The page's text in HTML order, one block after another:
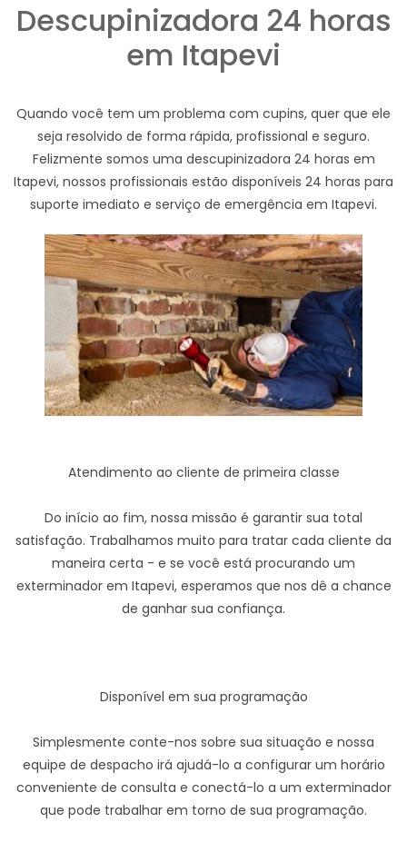
Descupinizadora 24 horas
em Itapevi
Quando você tem um problema com cupins, quer que ele
seja resolvido de forma rápida, profissional e seguro.
Felizmente somos uma descupinizadora 24 horas em
Itapevi, nossos profissionais estão disponíveis 24 horas para
suporte imediato e serviço de emergência em Itapevi.
Atendimento ao cliente de primeira classe
Do início ao fim, nossa missão é garantir sua total
satisfação. Trabalhamos muito para tratar cada cliente da
maneira certa - e se você está procurando um
exterminador em Itapevi, esperamos que nos dê a chance
de ganhar sua confiança.
Disponível em sua programação
Simplesmente conte-nos sobre sua situação e nossa
equipe de despacho irá ajudá-lo a configurar um horário
conveniente de consulta e conectá-lo a um exterminador
que pode trabalhar em torno de sua programação.